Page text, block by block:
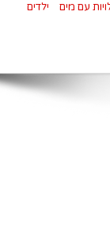
ילדים
עם מים